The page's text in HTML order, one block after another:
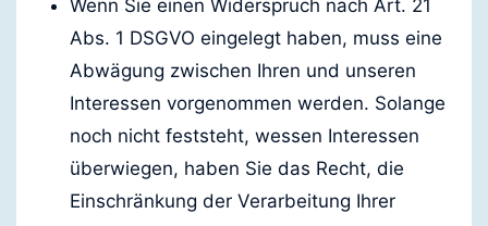
Wenn Sie einen Widerspruch nach Art. 21
Abs. 1 DSGVO eingelegt haben, muss eine
Abwägung zwischen Ihren und unseren
Interessen vorgenommen werden. Solange
noch nicht feststeht, wessen Interessen
überwiegen, haben Sie das Recht, die
Einschränkung der Verarbeitung Ihrer